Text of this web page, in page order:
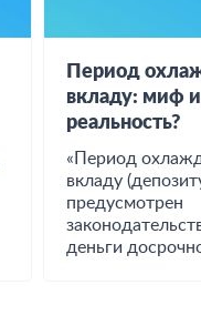
Период
вкладу: миф
реальность?
«Период
вкладу
предусмотрен
деньги